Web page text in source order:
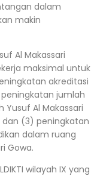
dalam
makin
Al Makassari
maksimal untuk
akreditasi
jumlah
Yusuf Al Makassari
(3) peningkatan
dalam ruang
Gowa.
wilayah IX yang